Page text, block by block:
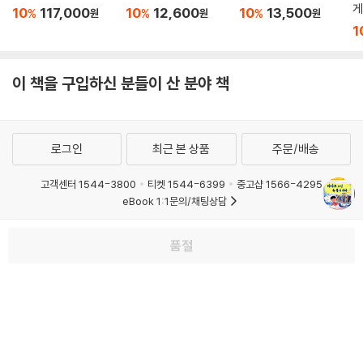
10% 117,000원 10% 12,600원 10% 13,500원
게
이 책을 구입하신 분들이 산 분야 책
품절
로그인 최근 본 상품 주문/배송
고객센터 1544-3800 티켓 1544-6399
중고샵 1566-4295
eBook 1:1문의/채팅상담
개인정보처리방침